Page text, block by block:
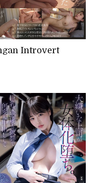
Introvert